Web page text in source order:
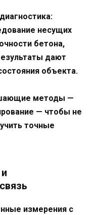
несущих
бетона,
дают
объекта.
методы —
— чтобы не
точные
измерения с